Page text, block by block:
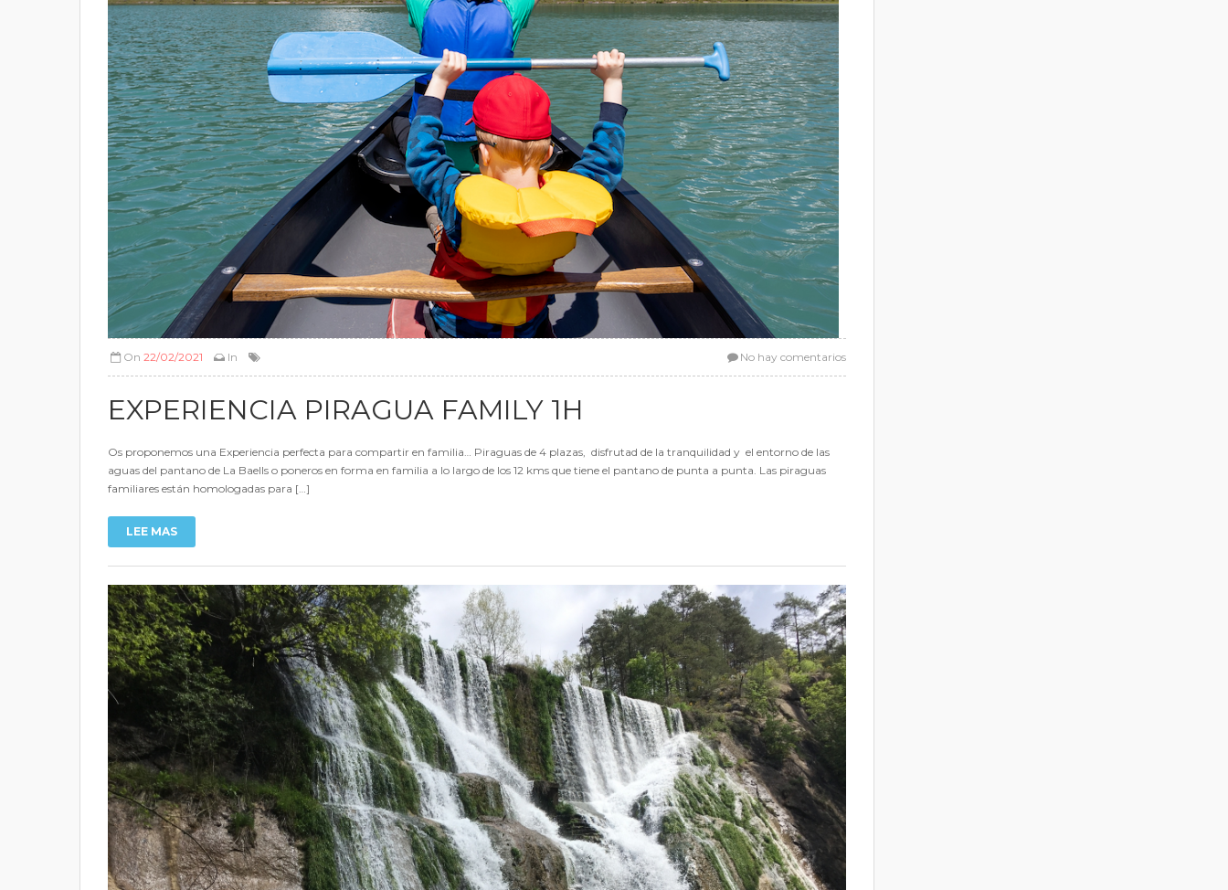
On 22/02/2021 In No hay comentarios
EXPERIENCIA PIRAGUA FAMILY 1H
Os proponemos una Experiencia perfecta para compartir en familia… Piraguas de 4 plazas, disfrutad de la tranquilidad y el entorno de las
aguas del pantano de La Baells o poneros en forma en familia a lo largo de los 12 kms que tiene el pantano de punta a punta. Las piraguas
familiares están homologadas para […]
LEE MAS